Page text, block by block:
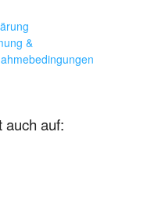
&
auch auf: